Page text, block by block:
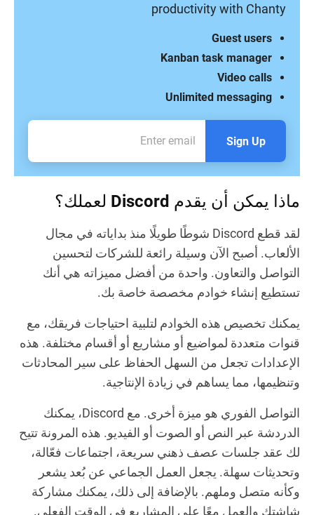
productivity with Chanty
Unlimited messaging
Video calls
Kanban task manager
Guest users
Sign Up
ماذا يمكن أن يقدم Discord لعملك؟
لقد قطع Discord شوطًا طويلًا منذ بداياته في مجال
الألعاب. أصبح الآن وسيلة رائعة للشركات لتحسين
التواصل والتعاون. واحدة من أفضل مميزاته هي أنك
تستطيع إنشاء خوادم مخصصة خاصة بك.
يمكنك تخصيص هذه الخوادم لتلبية احتياجات فريقك، مع
قنوات متعددة لمواضيع أو مشاريع أو أقسام مختلفة. هذه
الإعدادات تجعل من السهل الحفاظ على سير المحادثات
وتنظيمها، مما يساهم في زيادة الإنتاجية.
التواصل الفوري هو ميزة أخرى. مع Discord، يمكنك
الدردشة عبر النص أو الصوت أو الفيديو. هذه المرونة تتيح
لك عقد جلسات عصف ذهني سريعة، اجتماعات فعّالة،
وتحديثات سهلة. يجعل العمل الجماعي عن بُعد يشعر
وكأنه متصل وملهم. بالإضافة إلى ذلك، يمكنك مشاركة
شاشتك والعمل معًا على المشاريع في الوقت الفعلي.